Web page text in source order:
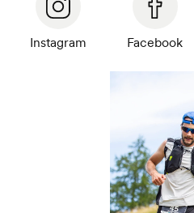
Instagram Facebook